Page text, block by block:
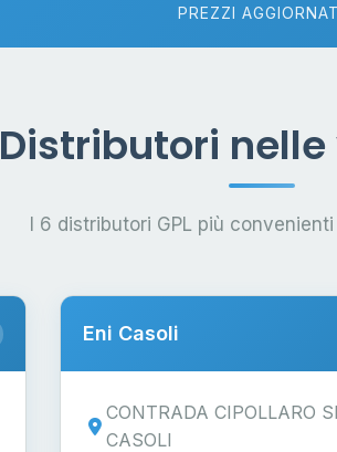
PREZZI
Distributori
I 6 distributori GPL più
Eni Casoli
CONTRADA CIPOLLARO
CASOLI